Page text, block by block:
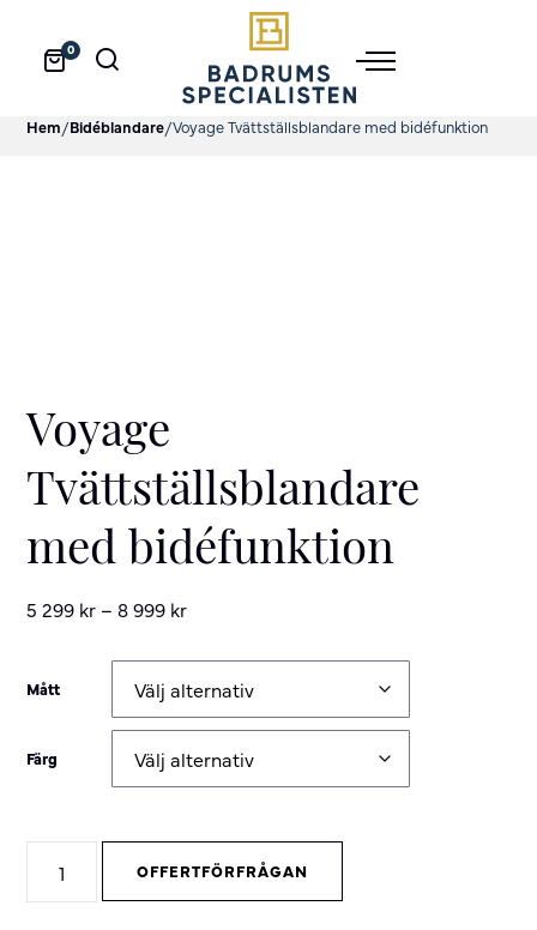
0
Hem/Bidéblandare/Voyage Tvättställsblandare med bidéfunktion
Voyage
Tvättställsblandare
med bidéfunktion
5 299 kr –8 999 kr
Mått
Färg
Tvättställsblandare
OFFERTFÖRFRÅGAN